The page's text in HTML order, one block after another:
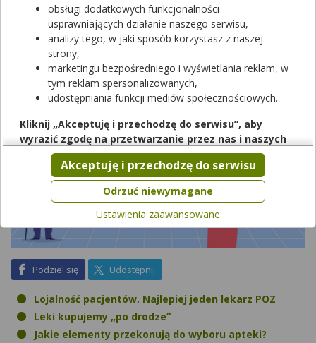
z badania PEX. O lojalności decyduje lokalizacja, ceny, jakość
obsługi oraz asortyment.
Podziel sięna FacebookUdostępnij
Lojalność pacjentów. Najlepiej jeden lekarz POZ
Leki kupujemy „po drodze”
Jakie elementy przekonują do wyboru apteki?
obsługi dodatkowych funkcjonalności
usprawniających działanie naszego serwisu,
analizy tego, w jaki sposób korzystasz z naszej
strony,
marketingu bezpośredniego i wyświetlania reklam, w
tym reklam spersonalizowanych,
udostępniania funkcji mediów społecznościowych.
Kliknij „Akceptuję i przechodzę do serwisu”, aby
wyrazić zgodę na przetwarzanie przez nas i naszych
partnerów Twoich danych w powyższych celach.
Pamiętaj, że wyrażenie zgody jest dobrowolne, a wyrażoną
zgodę możesz w każdej chwili cofnąć, możesz też wycofać
zgodę na przetwarzanie Twoich danych tylko w niektórych
celach. Jeżeli chcesz dowiedzieć się więcej lub chcesz
przeprowadzić konfigurację szczegółową, to możesz tego
dokonać za pomocą „Ustawień zaawansowanych”.
Więcej informacji na temat wykorzystywania narzędzi
zewnętrznych w naszym serwisie znajdziesz w
Serwisu.
Odrzuć niewymagane
Akceptuję i przechodzę do serwisu
Ustawienia zaawansowane